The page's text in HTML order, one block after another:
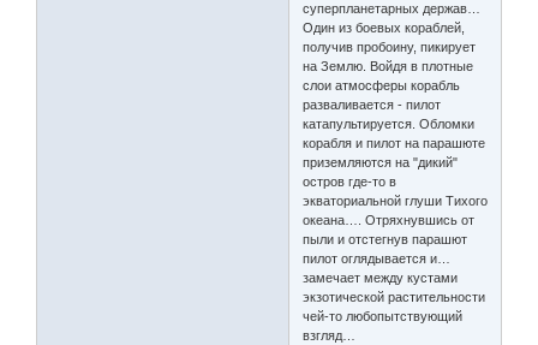
суперпланетарных держав…
Один из боевых кораблей,
получив пробоину, пикирует
на Землю. Войдя в плотные
слои атмосферы корабль
разваливается - пилот
катапультируется. Обломки
корабля и пилот на парашюте
приземляются на "дикий"
остров где-то в
экваториальной глуши Тихого
океана…. Отряхнувшись от
пыли и отстегнув парашют
пилот оглядывается и…
замечает между кустами
экзотической растительности
чей-то любопытствующий
взгляд…